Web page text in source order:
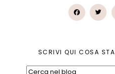
SCRIVI QUI COSA